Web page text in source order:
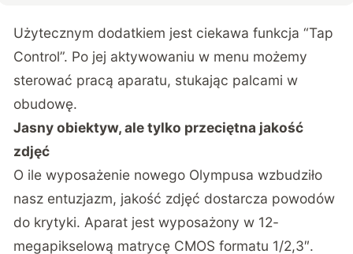
Użytecznym dodatkiem jest ciekawa funkcja “Tap
Control”. Po jej aktywowaniu w menu możemy
sterować pracą aparatu, stukając palcami w
obudowę.
Jasny obiektyw, ale tylko przeciętna jakość
zdjęć
O ile wyposażenie nowego Olympusa wzbudziło
nasz entuzjazm, jakość zdjęć dostarcza powodów
do krytyki. Aparat jest wyposażony w 12-
megapikselową matrycę CMOS formatu 1/2,3″.